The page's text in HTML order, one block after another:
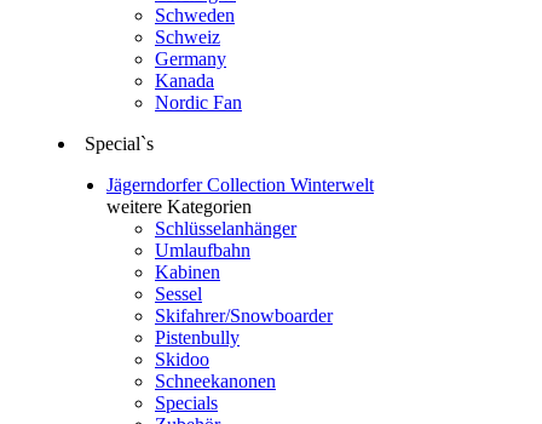
Schweden
Schweiz
Germany
Kanada
Nordic Fan
Special`s
Jägerndorfer Collection Winterwelt
weitere Kategorien
Schlüsselanhänger
Umlaufbahn
Kabinen
Sessel
Skifahrer/Snowboarder
Pistenbully
Skidoo
Schneekanonen
Specials